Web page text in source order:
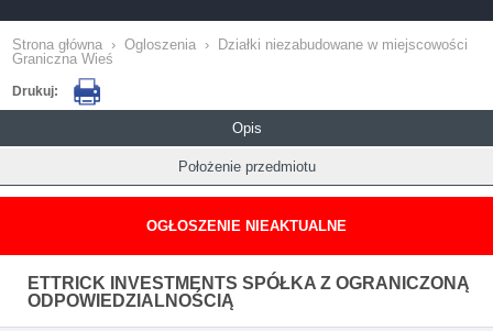
Strona główna › Ogloszenia ›
Działki niezabudowane w miejscowości
Graniczna Wieś
Drukuj:
Opis
Położenie przedmiotu
OGŁOSZENIE NIEAKTUALNE
ETTRICK INVESTMENTS SPÓŁKA Z OGRANICZONĄ
ODPOWIEDZIALNOŚCIĄ